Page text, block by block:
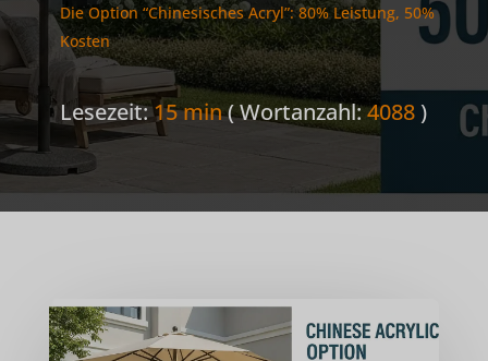
Die Option “Chinesisches Acryl”: 80% Leistung, 50%
Kosten
Lesezeit:15 min( Wortanzahl:4088 )